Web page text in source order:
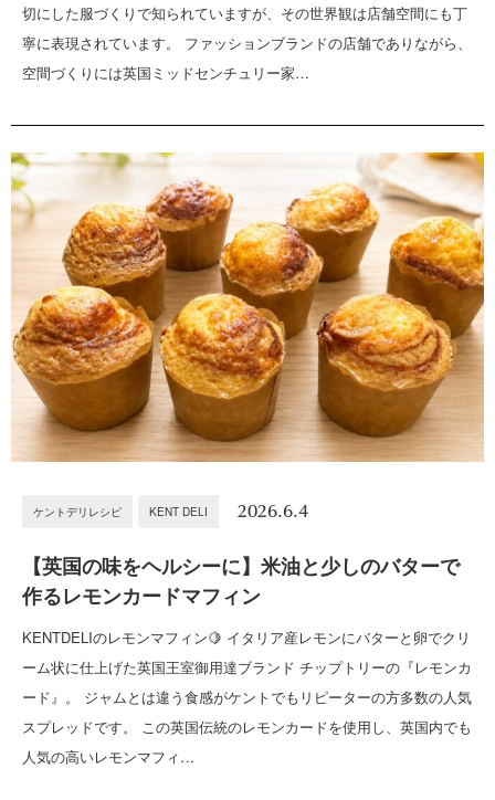
切にした服づくりで知られていますが、その世界観は店舗空間にも丁
寧に表現されています。 ファッションブランドの店舗でありながら、
空間づくりには英国ミッドセンチュリー家…
ケントデリレシピ KENT DELI 2026.6.4
【英国の味をヘルシーに】米油と少しのバターで
作るレモンカードマフィン
KENTDELIのレモンマフィン🍋 イタリア産レモンにバターと卵でクリ
ーム状に仕上げた英国王室御用達ブランド チップトリーの『レモンカ
ード』。 ジャムとは違う食感がケントでもリピーターの方多数の人気
スプレッドです。 この英国伝統のレモンカードを使用し、英国内でも
人気の高いレモンマフィ…